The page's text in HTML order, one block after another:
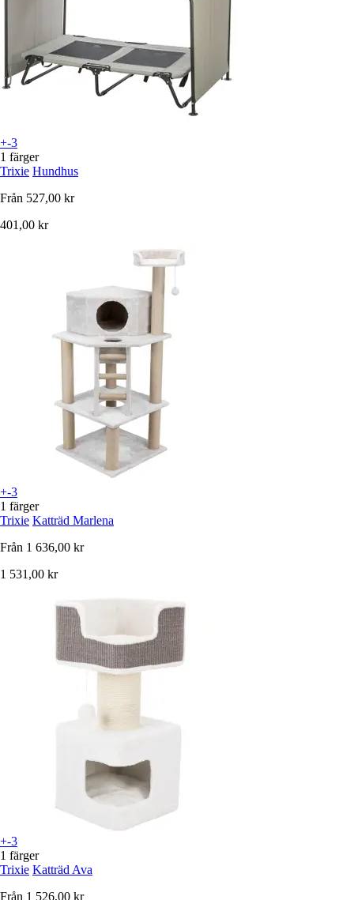
+-3
1 färger
Trixie Hundhus
Från 527,00 kr
401,00 kr
+-3
1 färger
Trixie Katträd Marlena
Från 1 636,00 kr
1 531,00 kr
+-3
1 färger
Trixie Katträd Ava
Från 1 526,00 kr